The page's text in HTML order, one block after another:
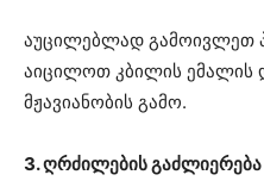
აუცილებლად გამოივლეთ
აიცილოთ კბილის ემალის
მჟავიანობის გამო.
3. ღრძილების გაძლიერება